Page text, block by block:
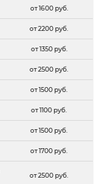
от 1600 руб.
от 2200 руб.
от 1350 руб.
от 2500 руб.
от 1500 руб.
от 1100 руб.
от 1500 руб.
от 1700 руб.
от 2500 руб.